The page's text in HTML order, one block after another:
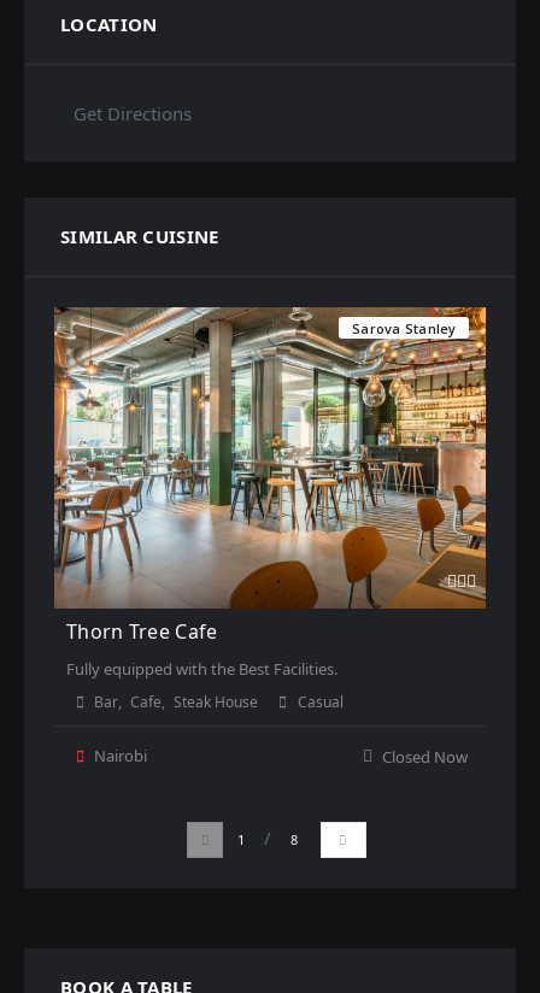
LOCATION
Get Directions
SIMILAR CUISINE
Sarova Stanley
Thorn Tree Cafe
Fully equipped with the Best Facilities.
Bar, Cafe, Steak House Casual
Nairobi Closed Now
1 / 8
BOOK A TABLE